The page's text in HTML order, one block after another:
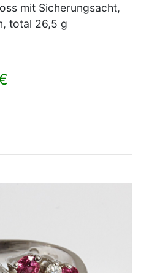
mit Sicherungsacht,
total 26,5 g